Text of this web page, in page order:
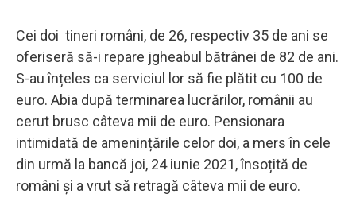
Cei doi tineri români, de 26, respectiv 35 de ani se
oferiseră să-i repare jgheabul bătrânei de 82 de ani.
S-au înțeles ca serviciul lor să fie plătit cu 100 de
euro. Abia după terminarea lucrărilor, românii au
cerut brusc câteva mii de euro. Pensionara
intimidată de amenințările celor doi, a mers în cele
din urmă la bancă joi, 24 iunie 2021, însoțită de
români și a vrut să retragă câteva mii de euro.